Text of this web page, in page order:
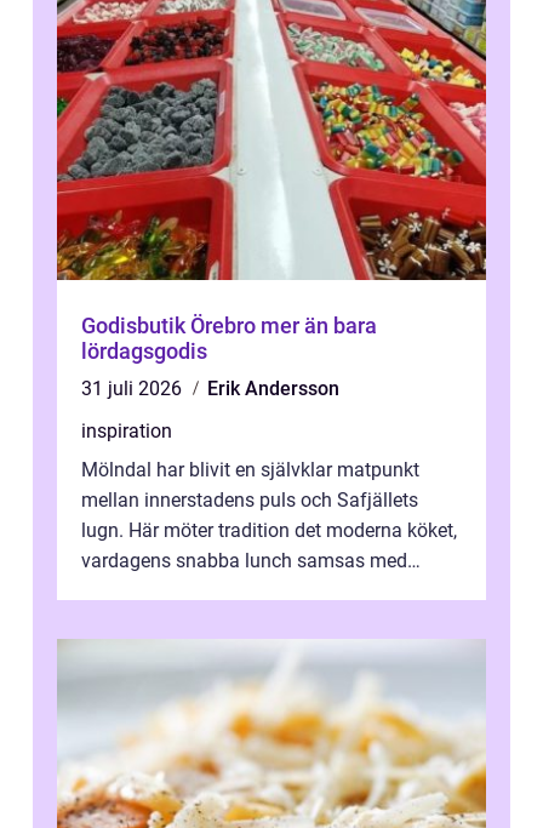
Godisbutik Örebro mer än bara
lördagsgodis
31 juli 2026
Erik Andersson
inspiration
Mölndal har blivit en självklar matpunkt
mellan innerstadens puls och Safjällets
lugn. Här möter tradition det moderna köket,
vardagens snabba lunch samsas med